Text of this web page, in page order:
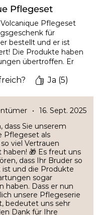
Pflegeset
Pflegeset
für
bestellt und er ist
Die Produkte haben
übertroffen. Er
eine Ja (5)
•
16. Sept. 2025
dass Sie unserem
Pflegeset als
viel Vertrauen
haben! 🎁 Es freut uns
dass Ihr Bruder so
und die Produkte
sogar
haben. Dass er nun
unsere Pflegeserie
bedeutet uns sehr
Dank für Ihre